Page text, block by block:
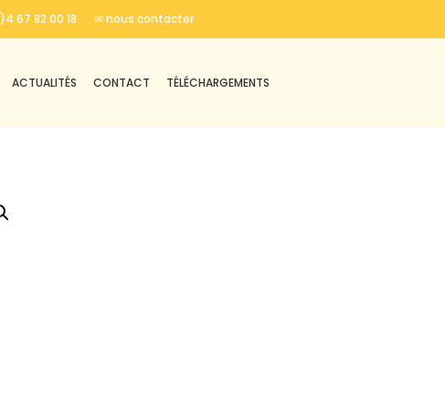
67 82 00 18 ✉ nous contacter
ACTUALITÉS CONTACT TÉLÉCHARGEMENTS